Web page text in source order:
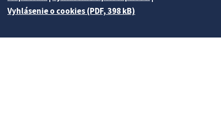
Vyhlásenie o cookies (PDF, 398 kB)